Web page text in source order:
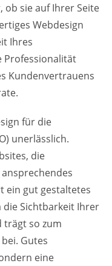
ob sie auf Ihrer Seite
Webdesign
Ihres
Professionalität
Kundenvertrauens
für die
unerlässlich.
die
ein gut gestaltetes
die Sichtbarkeit Ihrer
trägt so zum
Gutes
eine